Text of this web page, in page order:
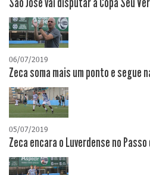
São José vai disputar a Copa Seu
06/07/2019
Zeca soma mais um ponto e segue
05/07/2019
Zeca encara o Luverdense no Passo